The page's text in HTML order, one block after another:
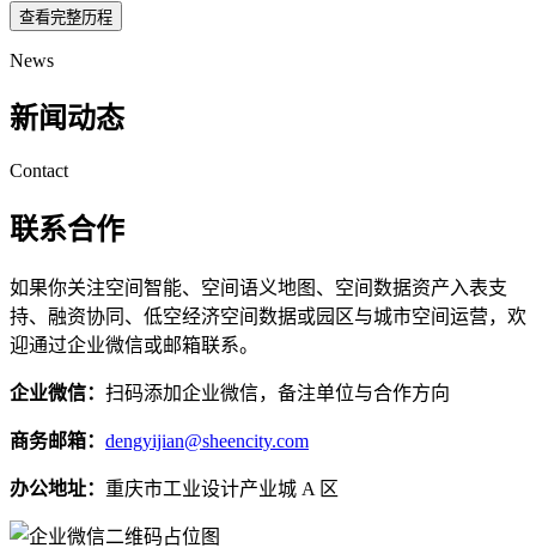
查看完整历程
News
新闻动态
Contact
联系合作
如果你关注空间智能、空间语义地图、空间数据资产入表支
持、融资协同、低空经济空间数据或园区与城市空间运营，欢
迎通过企业微信或邮箱联系。
企业微信： 扫码添加企业微信，备注单位与合作方向
商务邮箱： dengyijian@sheencity.com
办公地址： 重庆市工业设计产业城 A 区